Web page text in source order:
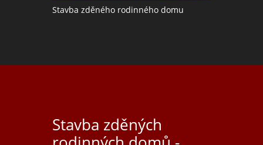
Stavba zděného rodinného domu
Stavba zděných